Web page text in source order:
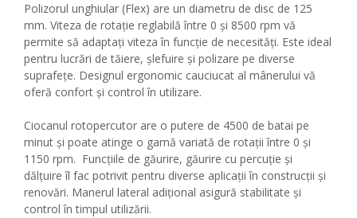
Polizorul unghiular (Flex) are un diametru de disc de 125
mm. Viteza de rotație reglabilă între 0 și 8500 rpm vă
permite să adaptați viteza în funcție de necesități. Este ideal
pentru lucrări de tăiere, șlefuire și polizare pe diverse
suprafețe. Designul ergonomic cauciucat al mânerului vă
oferă confort și control în utilizare.
Ciocanul rotopercutor are o putere de 4500 de batai pe
minut și poate atinge o gamă variată de rotații între 0 și
1150 rpm. Funcțiile de găurire, găurire cu percuție și
dălțuire îl fac potrivit pentru diverse aplicații în construcții și
renovări. Manerul lateral adițional asigură stabilitate și
control în timpul utilizării.